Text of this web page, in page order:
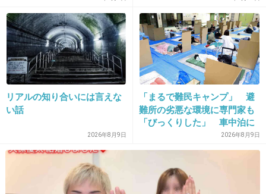
2026/06/02(火) 14:32:39
貯金の必要がなくなるのかぁ、ほどほどに働き
リアルの知り合いには言えな
い話
2026年8月9日
「まるで難民キャンプ」 避
難所の劣悪な環境に専門家も
「びっくりした」 車中泊に
もリスクが 「熱したフライ
パンに飛び込むようなもの」
2026年8月9日